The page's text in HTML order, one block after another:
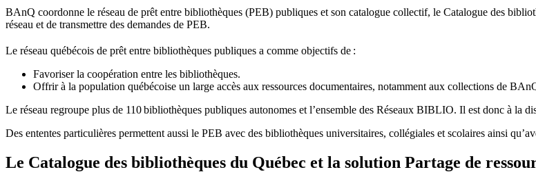
BAnQ coordonne le réseau de prêt entre bibliothèques (PEB) publiques et son catalogue collectif, le Catalogue des
réseau et de transmettre des demandes de PEB.
Le réseau québécois de prêt entre bibliothèques publiques a comme objectifs de :
Favoriser la coopération entre les bibliothèques.
Offrir à la population québécoise un large accès aux ressources documentaires, notamment aux collections de
Le réseau regroupe plus de 110bibliothèques publiques autonomes et l’ensemble des Réseaux BIBLIO. Il est donc à la
Des ententes particulières permettent aussi le PEB avec des bibliothèques universitaires, collégiales et scolaires ainsi
Le Catalogue des bibliothèques du Québec et la solution Partage de